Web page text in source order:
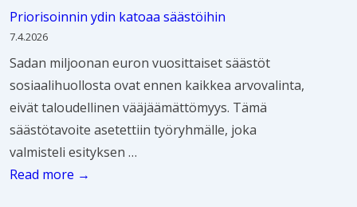
i
s
e
n
u
u
s
i
s
i
a
a
l
i
t
y
r
o
t
f
Priorisoinnin ydin katoaa säästöihin
7.4.2026
Sadan miljoonan euron vuosittaiset säästöt
sosiaalihuollosta ovat ennen kaikkea arvovalinta,
eivät taloudellinen vääjäämättömyys. Tämä
säästötavoite asetettiin työryhmälle, joka
valmisteli esityksen …
P
Read more →